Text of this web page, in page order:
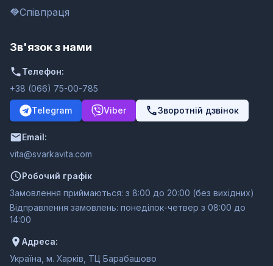
Співпраця
Зв'язок з нами
Телефон:
+38 (066) 75-00-785
Telegram Viber Зворотній дзвінок
Email:
moc.ativakravs@ativ
Робочий графік
Замовлення приймаються: з 8:00 до 20:00 (без вихідних)
Відправлення замовлень: понеділок-четвер з 08:00 до
14:00
Адреса:
Україна, м. Харків, ТЦ Барабашово